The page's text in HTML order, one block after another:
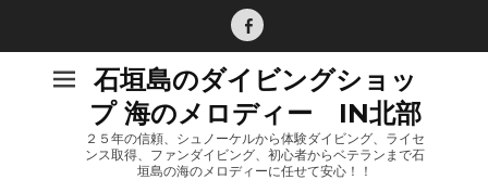
Facebook
石垣島のダイビングショッ
プ 海のメロディー IN北部
２５年の信頼、シュノーケルから体験ダイビング、ライセ
ンス取得、ファンダイビング、初心者からベテランまで石
垣島の海のメロディーに任せて安心！！